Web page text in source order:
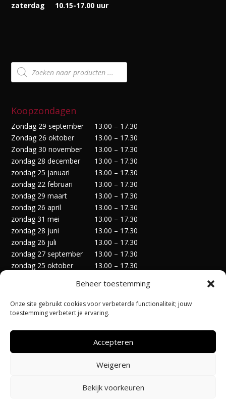
Beheer toestemming
Onze site gebruikt cookies voor verbeterde functionaliteit; jouw
toestemming verbetert je ervaring.
Accepteren
Weigeren
Bekijk voorkeuren
zaterdag
10.15-17.00 uur
Producten
zoeken
Koopzondagen
Zondag 29 september
13.00 – 17.30
Zondag 26 oktober
13.00 – 17.30
Zondag 30 november
13.00 – 17.30
zondag 28 december
13.00 – 17.30
zondag 25 januari
13.00 – 17.30
zondag 22 februari
13.00 – 17.30
zondag 29 maart
13.00 – 17.30
zondag 26 april
13.00 – 17.30
zondag 31 mei
13.00 – 17.30
zondag 28 juni
13.00 – 17.30
zondag 26 juli
13.00 – 17.30
zondag 27 september
13.00 – 17.30
zondag 25 oktober
13.00 – 17.30
zondag 27 december
13.00 – 17.30
Privacyverklaring
Algemene Voorwaarden
Cookiebeleid (EU)